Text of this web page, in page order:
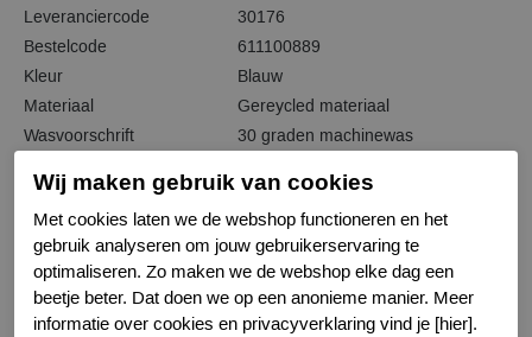
Leveranciercode
30176
Bestelcode
611100889
Kleur
Blauw
Materiaal
Gereycled materiaal
Wasvoorschrift
30 graden machinewas
Kenmerk
Niet doorschijnend
Kenmerk
Naadloos
Kenmerk
Katoenen kruisje
Wij maken gebruik van cookies
Met cookies laten we de webshop functioneren en het
gebruik analyseren om jouw gebruikerservaring te
optimaliseren. Zo maken we de webshop elke dag een
beetje beter. Dat doen we op een anonieme manier. Meer
informatie over cookies en privacyverklaring vind je [hier].